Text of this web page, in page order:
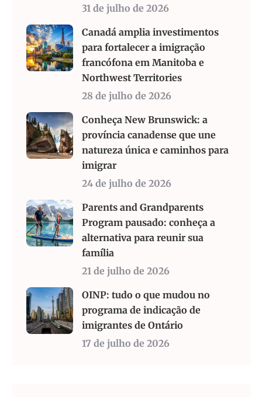
31 de julho de 2026
Canadá amplia investimentos
para fortalecer a imigração
francófona em Manitoba e
Northwest Territories
28 de julho de 2026
Conheça New Brunswick: a
província canadense que une
natureza única e caminhos para
imigrar
24 de julho de 2026
Parents and Grandparents
Program pausado: conheça a
alternativa para reunir sua
família
21 de julho de 2026
OINP: tudo o que mudou no
programa de indicação de
imigrantes de Ontário
17 de julho de 2026